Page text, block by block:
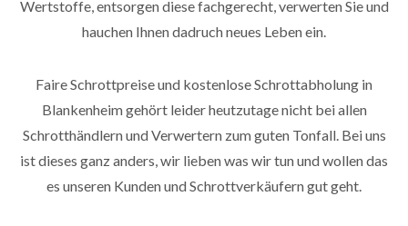
Wertstoffe, entsorgen diese fachgerecht, verwerten Sie und
hauchen Ihnen dadruch neues Leben ein.
Faire Schrottpreise und kostenlose Schrottabholung in
Blankenheim gehört leider heutzutage nicht bei allen
Schrotthändlern und Verwertern zum guten Tonfall. Bei uns
ist dieses ganz anders, wir lieben was wir tun und wollen das
es unseren Kunden und Schrottverkäufern gut geht.